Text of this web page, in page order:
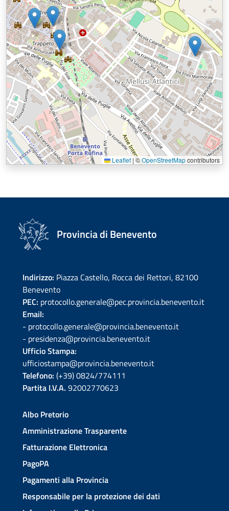
Leaflet |©OpenStreetMapcontributors
Provincia di Benevento
Indirizzo: Piazza Castello, Rocca dei Rettori, 82100
Benevento
PEC: protocollo.generale@pec.provincia.benevento.it
Email:
- protocollo.generale@provincia.benevento.it
- presidenza@provincia.benevento.it
Ufficio Stampa:
ufficiostampa@provincia.benevento.it
Telefono: (+39) 0824/774111
Partita I.V.A. 92002770623
Albo Pretorio
Amministrazione Trasparente
Fatturazione Elettronica
PagoPA
Pagamenti alla Provincia
Responsabile per la protezione dei dati